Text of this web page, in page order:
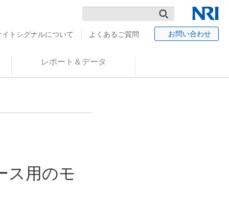
NRI
検
イトシグナルについて よくあるご質問 お問い合わせ
レポート＆データ
ス用のモ